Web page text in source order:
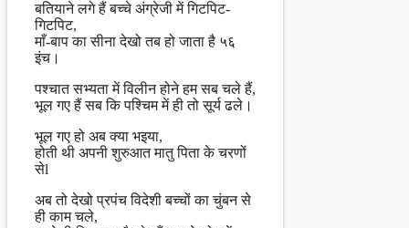
बतियाने लगे हैं बच्चे अंग्रेजी में गिटपिट-
गिटपिट,
माँ-बाप का सीना देखो तब हो जाता है ५६
इंच।
पश्चात सभ्यता में विलीन होने हम सब चले हैं,
भूल गए हैं सब कि पश्चिम में ही तो सूर्य ढले।
भूल गए हो अब क्या भइया,
होती थी अपनी शुरुआत मातु पिता के चरणों
सेl
अब तो देखो प्रपंच विदेशी बच्चों का चुंबन से
ही काम चले,